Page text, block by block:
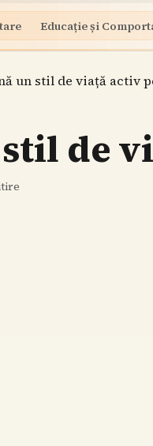
Educație și
un stil de viață activ
stil de